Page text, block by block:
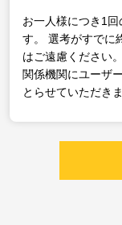
お一人様につき1
す。
選考がすでに
はご遠慮ください。
関係機関にユーザ
とらせていただきま